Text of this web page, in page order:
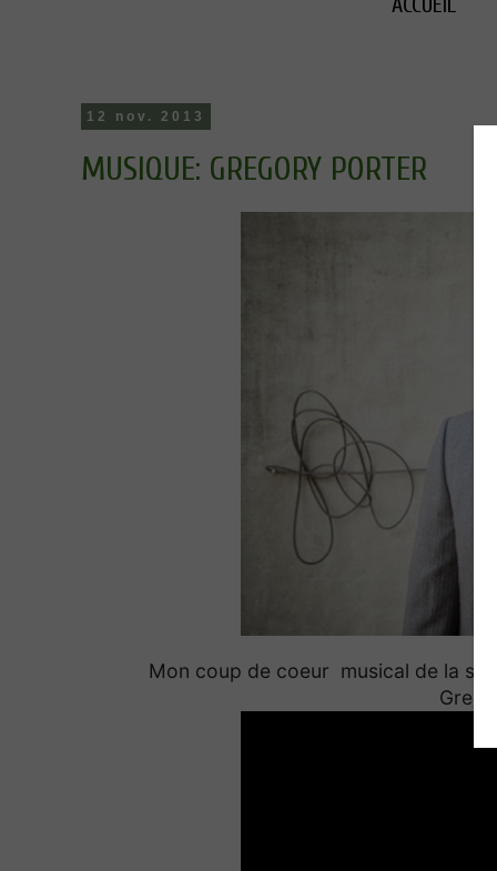
12 nov. 2013
MUSIQUE: GREGORY PORTER
Mon coup de coeur musical de la